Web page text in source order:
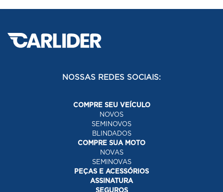
NOSSAS REDES SOCIAIS:
COMPRE SEU VEÍCULO
NOVOS
SEMINOVOS
BLINDADOS
COMPRE SUA MOTO
NOVAS
SEMINOVAS
PEÇAS E ACESSÓRIOS
ASSINATURA
SEGUROS